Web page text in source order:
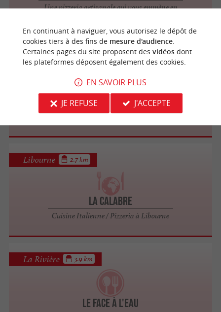
Une pizzeria artisanale qui vous emmène en
Grill de l'Etrier
Libourne 2.7 km
La Calabre
Cuisine Italienne / Pizzeria à Libourne
Libourne 2.7 km
Le Face à l'Eau
La Rivière 3.9 km
En continuant à naviguer, vous autorisez le dépôt de
cookies tiers à des fins de mesure d'audience.
Certaines pages du site proposent des vidéosdont
les plateformes déposent également des cookies.
EN SAVOIR PLUS
JE REFUSE
J'ACCEPTE